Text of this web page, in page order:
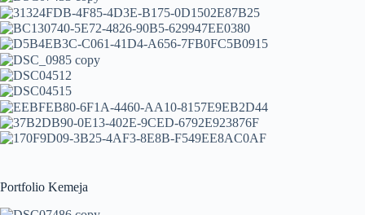
Portfolio Kemeja